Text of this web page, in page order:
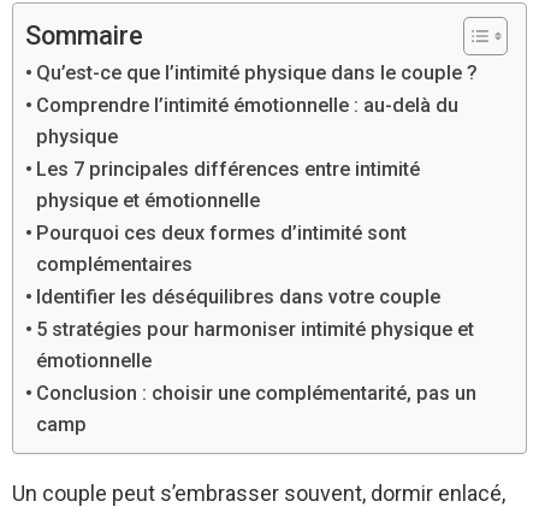
Sommaire
Qu’est-ce que l’intimité physique dans le couple ?
Comprendre l’intimité émotionnelle : au-delà du
physique
Les 7 principales différences entre intimité
physique et émotionnelle
Pourquoi ces deux formes d’intimité sont
complémentaires
Identifier les déséquilibres dans votre couple
5 stratégies pour harmoniser intimité physique et
émotionnelle
Conclusion : choisir une complémentarité, pas un
camp
Un couple peut s’embrasser souvent, dormir enlacé,